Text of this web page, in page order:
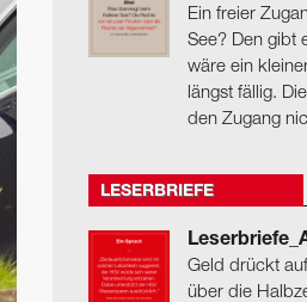
Ein freier
See? Den gibt
wäre ein
längst fällig.
den Zugang
LESERBRIEFE
Geld drückt
über die